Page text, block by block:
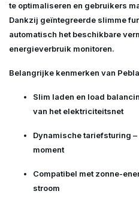
te optimaliseren en gebruikers
Dankzij geïntegreerde slimme
automatisch het beschikbare
energieverbruik monitoren.
Belangrijke kenmerken van
Slim laden en load
van het elektriciteitsnet
Dynamische tariefsturing
moment
Compatibel met zonne-
stroom